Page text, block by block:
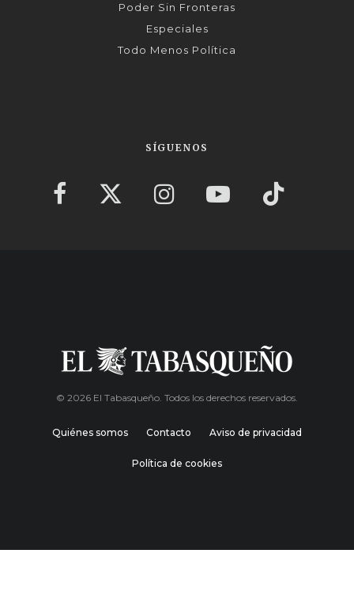
Poder Sin Fronteras
Especiales
Todo Menos Política
SÍGUENOS
© 2026 El Tabasqueño. Todos los derechos reservados.
Quiénes somos Contacto Aviso de privacidad
Política de cookies